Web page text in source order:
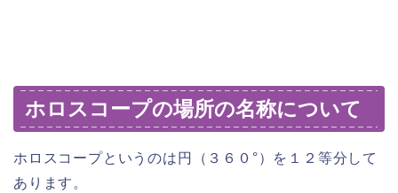
ホロスコープの場所の名称について
ホロスコープというのは円（３６０°）を１２等分して
あります。